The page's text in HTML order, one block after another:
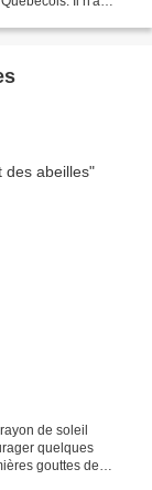
de soleil
quelques
gouttes de